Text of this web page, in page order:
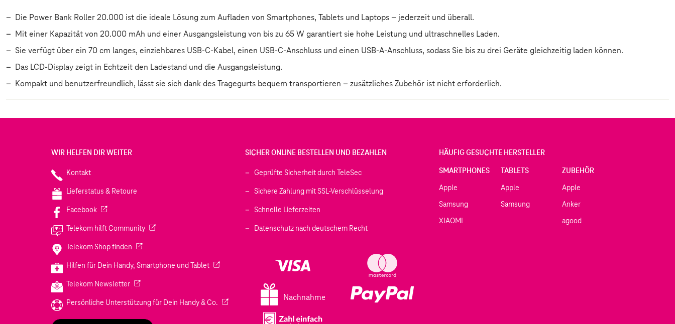
Die Power Bank Roller 20.000 ist die ideale Lösung zum Aufladen von Smartphones, Tablets und Laptops – jederzeit und überall.
Mit einer Kapazität von 20.000 mAh und einer Ausgangsleistung von bis zu 65 W garantiert sie hohe Leistung und ultraschnelles Laden.
Sie verfügt über ein 70 cm langes, einziehbares USB-C-Kabel, einen USB-C-Anschluss und einen USB-A-Anschluss, sodass Sie bis zu drei Geräte gleichzeitig laden können.
Das LCD-Display zeigt in Echtzeit den Ladestand und die Ausgangsleistung.
Kompakt und benutzerfreundlich, lässt sie sich dank des Tragegurts bequem transportieren – zusätzliches Zubehör ist nicht erforderlich.
WIR HELFEN DIR WEITER
Kontakt
Lieferstatus & Retoure
Facebook(Wird in einem neuen Tab geöffnet)
Telekom hilft Community(Wird in einem neuen Tab geöffnet)
Telekom Shop finden (Wird in einem neuen Tab geöffnet)
Hilfen für Dein Handy, Smartphone und Tablet(Wird in einem neuen Tab geöffnet)
Telekom Newsletter(Wird in einem neuen Tab geöffnet)
Persönliche Unterstützung für Dein Handy & Co. (Wird in einem neuen Tab geöffnet)
SICHER ONLINE BESTELLEN UND BEZAHLEN
Geprüfte Sicherheit durch TeleSec
Sichere Zahlung mit SSL-Verschlüsselung
Schnelle Lieferzeiten
Datenschutz nach deutschem Recht
Nachnahme
HÄUFIG GESUCHTE HERSTELLER
SMARTPHONES
Apple
Samsung
XIAOMI
TABLETS
Apple
Samsung
ZUBEHÖR
Apple
Anker
agood